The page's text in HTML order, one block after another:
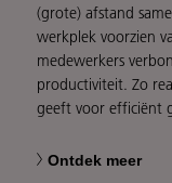
(grote) afstand
werkplek voorzien
medewerkers
productiviteit. Zo
geeft voor efficiënt
Ontdek meer